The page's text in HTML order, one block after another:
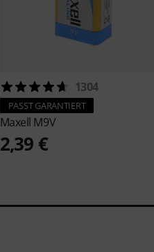
1304
PASST GARANTIERT
Maxell M9V
2,39 €